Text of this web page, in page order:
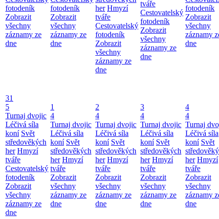
fotodeník
Zobrazit
všechny
záznamy ze
dne
fotodeník
Zobrazit
všechny
záznamy ze
dne
her Hmyzí
tváře
Cestovatelský
fotodeník
Zobrazit
všechny
záznamy ze
dne
tváře
Cestovatelský
fotodeník
Zobrazit
všechny
záznamy ze
dne
fotodeník
Zobrazit
všechny
záznamy
dne
31
5
Turnaj dvojic
Léčivá síla
koní Svět
středověkých
her Hmyzí
tváře
Cestovatelský
fotodeník
Zobrazit
všechny
záznamy ze
dne
1
4
Turnaj dvojic
Léčivá síla
koní Svět
středověkých
her Hmyzí
tváře
Zobrazit
všechny
záznamy ze
dne
2
4
Turnaj dvojic
Léčivá síla
koní Svět
středověkých
her Hmyzí
tváře
Zobrazit
všechny
záznamy ze
dne
3
4
Turnaj dvojic
Léčivá síla
koní Svět
středověkých
her Hmyzí
tváře
Zobrazit
všechny
záznamy ze
dne
4
4
Turnaj
Léčivá síla
koní Svět
her Hmyzí
tváře
Zobrazit
všechny
záznamy
dne